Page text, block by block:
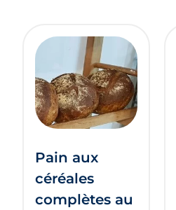
Pain aux
céréales
complètes au